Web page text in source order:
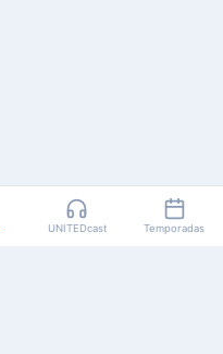
UNITEDcast Temporadas